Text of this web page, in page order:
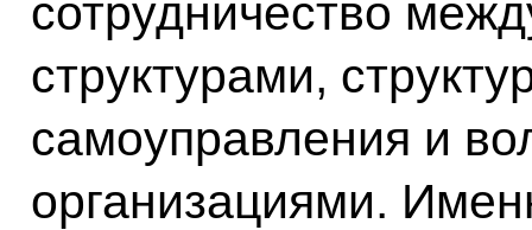
сотрудничество
структурами,
самоуправления и
организациями.